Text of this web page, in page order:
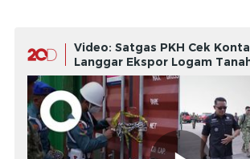
Video: Satgas PKH Cek
Langgar Ekspor Logam
Batam